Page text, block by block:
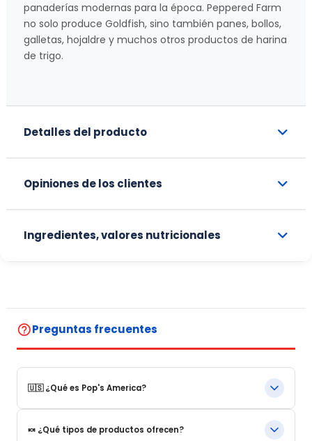
panaderías modernas para la época. Peppered Farm
no solo produce Goldfish, sino también panes, bollos,
galletas, hojaldre y muchos otros productos de harina
de trigo.
Detalles del producto
Opiniones de los clientes
Ingredientes, valores nutricionales
help_outlinePreguntas frecuentes
🇺🇸 ¿Qué es Pop's America?
Pop's America es una tienda online especializada en
productos alimentarios y bebidas emblemáticas de Estados
🍬 ¿Qué tipos de productos ofrecen?